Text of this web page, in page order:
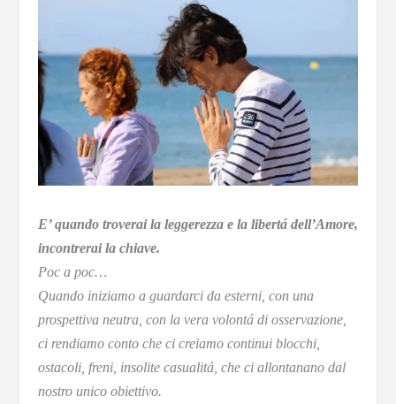
E’ quando troverai la leggerezza e la libertá dell’Amore,
incontrerai la chiave.
Poc a poc…
Quando iniziamo a guardarci da esterni, con una
prospettiva neutra, con la vera volontá di osservazione,
ci rendiamo conto che ci creiamo continui blocchi,
ostacoli, freni, insolite casualitá, che ci allontanano dal
nostro unico obiettivo.